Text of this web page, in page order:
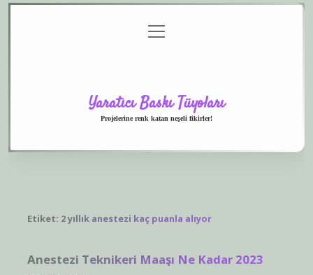
menüyü
aç
Yaratıcı Baskı Tüyoları
Projelerine renk katan neşeli fikirler!
Etiket: 2 yıllık anestezi kaç puanla alıyor
Anestezi Teknikeri Maaşı Ne Kadar 2023